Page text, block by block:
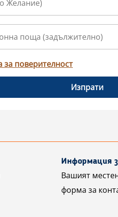
за поверителност
Изпрати
Информация
Вашият
форма за